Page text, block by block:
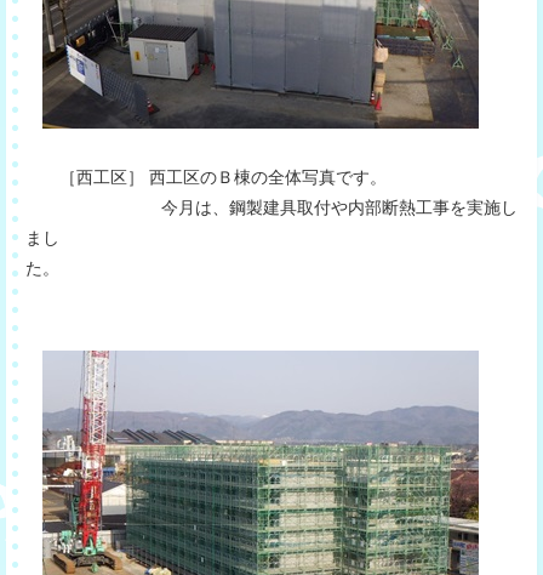
［西工区］ 西工区のＢ棟の全体写真です。
今月は、鋼製建具取付や内部断熱工事を実施し
まし
た。